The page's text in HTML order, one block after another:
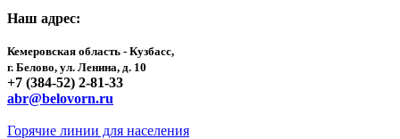
Наш адрес:
Кемеровская область - Кузбасс,
г. Белово, ул. Ленина, д. 10
+7 (384-52) 2-81-33
abr@belovorn.ru
Горячие линии для населения